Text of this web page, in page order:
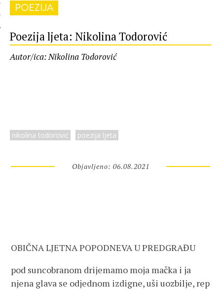
POEZIJA
Poezija ljeta: Nikolina Todorović
Autor/ica: Nikolina Todorović
nikolina todorović poezija ljeta
Objavljeno: 06.08.2021
OBIČNA LJETNA POPODNEVA U PREDGRAĐU
pod suncobranom drijemamo moja mačka i ja
njena glava se odjednom izdigne, uši uozbilje, rep